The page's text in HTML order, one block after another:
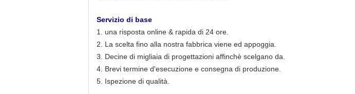
Servizio di base
1. una risposta online & rapida di 24 ore.
2. La scelta fino alla nostra fabbrica viene ed appoggia.
3. Decine di migliaia di progettazioni affinchè scelgano da.
4. Brevi termine d'esecuzione e consegna di produzione.
5. Ispezione di qualità.